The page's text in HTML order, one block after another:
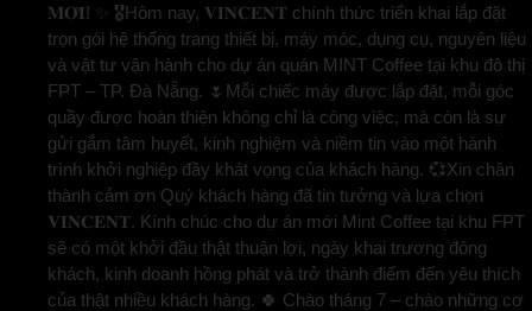
𝐌𝐎̛́𝐈! ✨ 🎖️Hôm nay, 𝐕𝐈𝐍𝐂𝐄𝐍𝐓 chính thức triển khai lắp đặt
trọn gói hệ thống trang thiết bị, máy móc, dụng cụ, nguyên liệu
và vật tư vận hành cho dự án quán MINT Coffee tại khu đô thị
FPT – TP. Đà Nẵng. 🌷Mỗi chiếc máy được lắp đặt, mỗi góc
quầy được hoàn thiện không chỉ là công việc, mà còn là sự
gửi gắm tâm huyết, kinh nghiệm và niềm tin vào một hành
trình khởi nghiệp đầy khát vọng của khách hàng. 💞Xin chân
thành cảm ơn Quý khách hàng đã tin tưởng và lựa chọn
𝐕𝐈𝐍𝐂𝐄𝐍𝐓. Kính chúc cho dự án mới Mint Coffee tại khu FPT
sẽ có một khởi đầu thật thuận lợi, ngày khai trương đông
khách, kinh doanh hồng phát và trở thành điểm đến yêu thích
của thật nhiều khách hàng. 🍀 Chào tháng 7 – chào những cơ